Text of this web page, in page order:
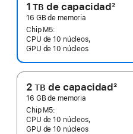
1 TB de capacidad
Nota
a
pie
página
2
16 GB de memoria
Chip M5:
CPU de 10 núcleos,
GPU de 10 núcleos
2 TB de capacidad
Nota
a
pie
2
16 GB de memoria
Chip M5:
CPU de 10 núcleos,
GPU de 10 núcleos